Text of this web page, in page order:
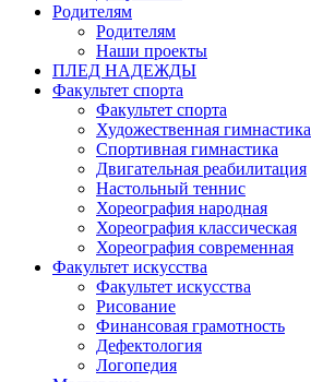
Родителям
Родителям
Наши проекты
ПЛЕД НАДЕЖДЫ
Факультет спорта
Факультет спорта
Художественная гимнастика
Спортивная гимнастика
Двигательная реабилитация
Настольный теннис
Хореография народная
Хореография классическая
Хореография современная
Факультет искусства
Факультет искусства
Рисование
Финансовая грамотность
Дефектология
Логопедия